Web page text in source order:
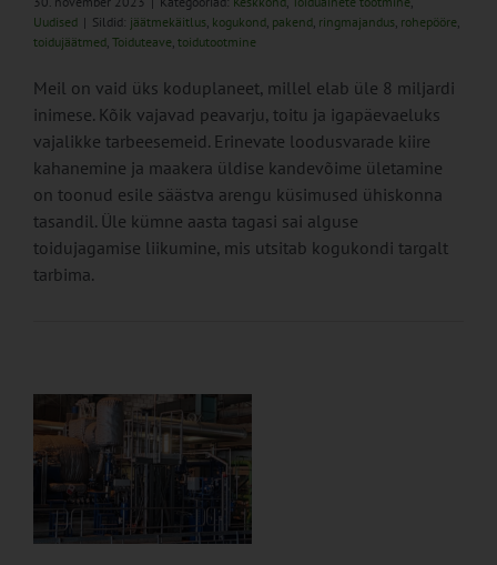
Uudised | Sildid: jäätmekäitlus, kogukond, pakend, ringmajandus, rohepööre,
toidujäätmed, Toiduteave, toidutootmine
Meil on vaid üks koduplaneet, millel elab üle 8 miljardi
inimese. Kõik vajavad peavarju, toitu ja igapäevaeluks
vajalikke tarbeesemeid. Erinevate loodusvarade kiire
kahanemine ja maakera üldise kandevõime ületamine
on toonud esile säästva arengu küsimused ühiskonna
tasandil. Üle kümne aasta tagasi sai alguse
toidujagamise liikumine, mis utsitab kogukondi targalt
tarbima.